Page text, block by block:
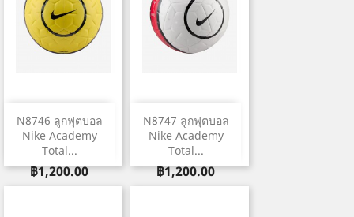
N8746 ลูกฟุตบอล
Nike Academy
Total...
ราคา
฿1,200.00
N8747 ลูกฟุตบอล
Nike Academy
Total...
ราคา
฿1,200.00